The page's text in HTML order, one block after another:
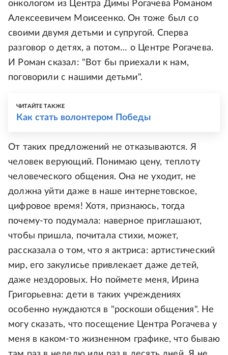
онкологом из Центра Димы Рогачева Романом
Алексеевичем Моисеенко. Он тоже был со
своими двумя детьми и супругой. Сперва
разговор о детях, а потом… о Центре Рогачева.
И Роман сказал: "Вот бы приехали к нам,
поговорили с нашими детьми".
ЧИТАЙТЕ ТАКЖЕ
Как стать волонтером Победы
От таких предложений не отказываются. Я
человек верующий. Понимаю цену, теплоту
человеческого общения. Она не уходит, не
должна уйти даже в наше интернетовское,
цифровое время! Хотя, признаюсь, тогда
почему-то подумала: наверное приглашают,
чтобы пришла, почитала стихи, может,
рассказала о том, что я актриса: артистический
мир, его закулисье привлекает даже детей,
даже нездоровых. Но поймете меня, Ирина
Григорьевна: дети в таких учреждениях
особенно нуждаются в "роскоши общения". Не
могу сказать, что посещение Центра Рогачева у
меня в каком-то жизненном графике, что бываю